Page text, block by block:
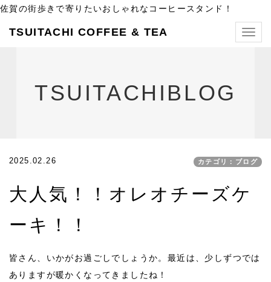
佐賀の街歩きで寄りたいおしゃれなコーヒースタンド！
TSUITACHI COFFEE & TEA
TSUITACHIBLOG
2025.02.26 カテゴリ：ブログ
大人気！！オレオチーズケ
ーキ！！
皆さん、いかがお過ごしでしょうか。最近は、少しずつでは
ありますが暖かくなってきましたね！